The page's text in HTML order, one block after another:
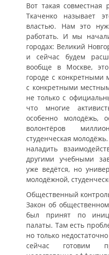
Вот такая совместная
Ткаченко называет
властью. Нам это
работать. И мы
городах: Великий
и сейчас будем
вообще в Москве,
городе с конкретными
с конкретными
не только с
что многие
особенно молодёжь,
волонтёров
студенческая
наладить
другими учебными
уже ведётся, но
молодёжной,
Общественный
Закон об
был принят по
палаты. Там есть
но только
сейчас готовим